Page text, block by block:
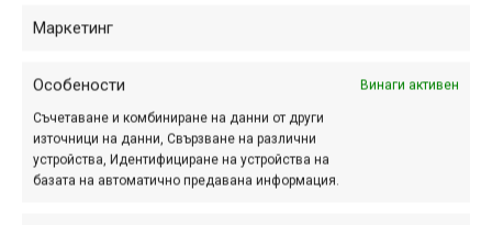
Маркетинг
Особености Винаги активен
Съчетаване и комбиниране на данни от други
източници на данни, Свързване на различни
устройства, Идентифициране на устройства на
базата на автоматично предавана информация.
Навигация
ПАРТНЬОРИ